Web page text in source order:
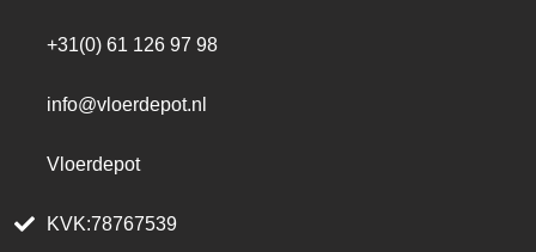
+31(0) 61 126 97 98
info@vloerdepot.nl
Vloerdepot
KVK:78767539